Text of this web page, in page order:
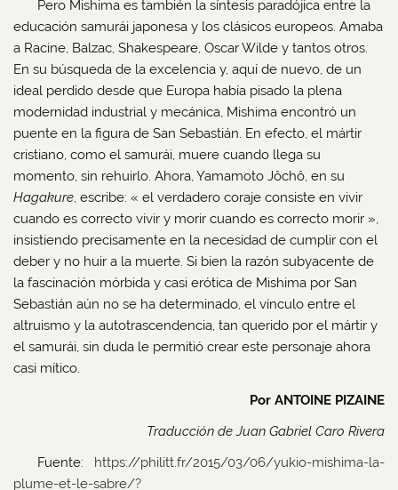
Pero Mishima es también la síntesis paradójica entre la
educación samurái japonesa y los clásicos europeos. Amaba
a Racine, Balzac, Shakespeare, Oscar Wilde y tantos otros.
En su búsqueda de la excelencia y, aquí de nuevo, de un
ideal perdido desde que Europa había pisado la plena
modernidad industrial y mecánica, Mishima encontró un
puente en la figura de San Sebastián. En efecto, el mártir
cristiano, como el samurái, muere cuando llega su
momento, sin rehuirlo. Ahora, Yamamoto Jôchô, en su
Hagakure, escribe: « el verdadero coraje consiste en vivir
cuando es correcto vivir y morir cuando es correcto morir »,
insistiendo precisamente en la necesidad de cumplir con el
deber y no huir a la muerte. Si bien la razón subyacente de
la fascinación mórbida y casi erótica de Mishima por San
Sebastián aún no se ha determinado, el vínculo entre el
altruismo y la autotrascendencia, tan querido por el mártir y
el samurái, sin duda le permitió crear este personaje ahora
casi mítico.
Por ANTOINE PIZAINE
Traducción de Juan Gabriel Caro Rivera
Fuente:
https://philitt.fr/2015/03/06/yukio-mishima-la-
plume-et-le-sabre/?